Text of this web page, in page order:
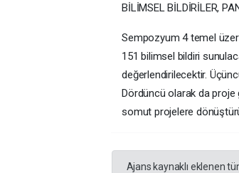
BİLİMSEL BİLDİRİLER,
Sempozyum 4 temel
151 bilimsel bildiri
değerlendirilecektir.
Dördüncü olarak da proje
somut projelere
Ajans kaynaklı eklenen